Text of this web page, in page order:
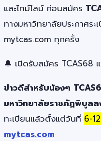
และไทม์ไลน์ ก่อนสมัคร
ทางมหาวิทยาลัยประกาศร
mytcas.com ทุกครั้ง
🔔 เปิดรับสมัคร TCAS68
ข่าวดีสำหรับน้องๆ
มหาวิทยาลัยราชภัฏพิบูลส
ทะเบียนแล้วตั้งแต่วันที่ 6-
mytcas.com